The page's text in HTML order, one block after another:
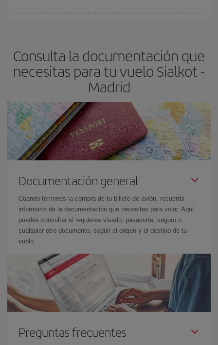
avión más baratos te saldrán. Además, si buscas los vuelos con
las fechas y los horarios del viaje un poco abiertos, podráselegir
el precio más barato.
Consulta la documentación que
necesitas para tu vuelo Sialkot -
Madrid
Documentación general
Cuando termines la compra de tu billete de avión, recuerda
informarte de la documentación que necesitas para volar. Aquí
puedes consultar si requieres visado, pasaporte, seguro o
cualquier otro documento, según el origen y el destino de tu
vuelo.
Preguntas frecuentes